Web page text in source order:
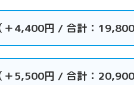
4,400円 / 合計：19,800
5,500円 / 合計：20,900